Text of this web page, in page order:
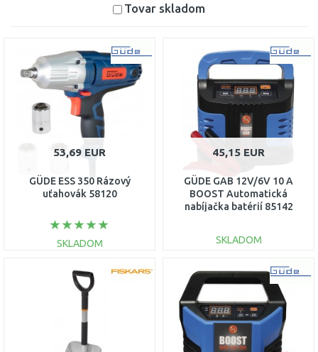
Tovar skladom
53,69 EUR
GÜDE ESS 350 Rázový
uťahovák 58120
SKLADOM
DO KOŠÍKA
45,15 EUR
GÜDE GAB 12V/6V 10 A
BOOST Automatická
nabíjačka batérií 85142
SKLADOM
DO KOŠÍKA